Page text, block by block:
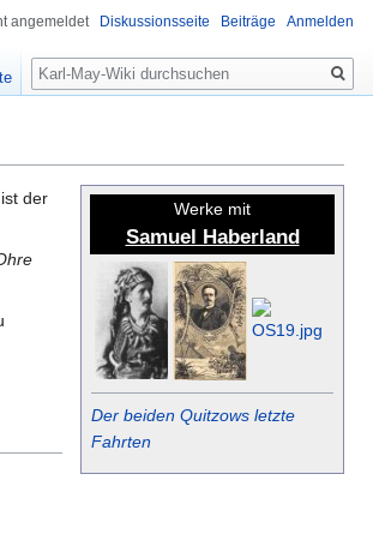
Werke mit
Samuel Haberland
Der beiden Quitzows letzte
Fahrten
der
angemeldet Diskussionsseite Beiträge Anmelden
Suche